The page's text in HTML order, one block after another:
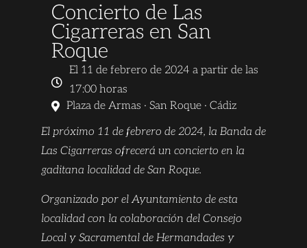
Concierto de Las
Cigarreras en San
Roque
El 11 de febrero de 2024 a partir de las
17:00 horas
Plaza de Armas · San Roque · Cádiz
El próximo 11 de febrero de 2024, la Banda de
Las Cigarreras ofrecerá un concierto en la
gaditana localidad de San Roque.
Organizado por el Ayuntamiento de esta
localidad con la colaboración del Consejo
Local y Sacramental de Hermandades y